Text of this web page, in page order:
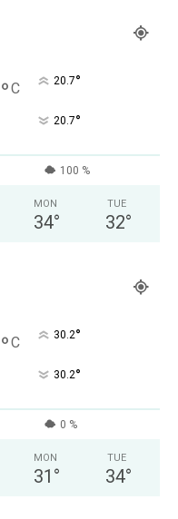
°C 20.7°
20.7°
100 %
MON
34°
TUE
32°
°C 30.2°
30.2°
0 %
MON
31 °
TUE
34°